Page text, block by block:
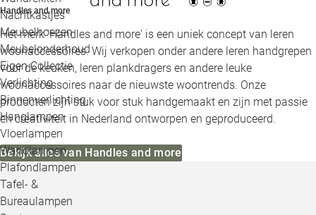
Nachtkastjes
Meubelhoezen
Meubelonderhoud
Eigen Collectie
Verlichting
Binnenverlichting
Hanglampen
Vloerlampen
Wandlampen
Plafondlampen
Tafel- &
Bureaulampen
Handles and more
Het merk 'Handles and more' is een uniek concept van leren
woonaccessoires. Wij verkopen onder andere leren handgrepen
voor de keuken, leren plankdragers en andere leuke
woonaccessoires naar de nieuwste woontrends. Onze
producten zijn stuk voor stuk handgemaakt en zijn met passie
en creativiteit in Nederland ontworpen en geproduceerd.
Bekijk alles van Handles and more